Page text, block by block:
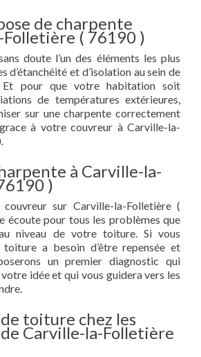
de charpente
Folletière ( 76190 )
doute l’un des éléments les plus
d’étanchéité et d’isolation au sein de
pour que votre habitation soit
de températures extérieures,
sur une charpente correctement
à votre couvreur à Carville-la-
à Carville-la-
)
sur Carville-la-Folletière (
écoute pour tous les problèmes que
niveau de votre toiture. Si vous
a besoin d’être repensée et
un premier diagnostic qui
idée et qui vous guidera vers les
toiture chez les
Carville-la-Folletière